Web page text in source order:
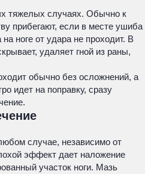
тяжелых случаях. Обычно к
прибегают, если в месте ушиба
ноге от удара не проходит. В
удаляет гной из раны,
обычно без осложнений, а
идет на поправку, сразу
случае, независимо от
эффект дает наложение
участок ноги. Мазь